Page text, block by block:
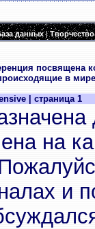
данных|Творчество
посвящена
в
| страница 1
на
и